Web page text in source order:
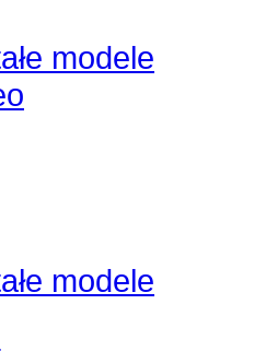
modele
modele